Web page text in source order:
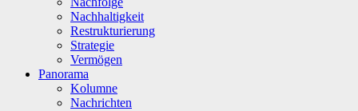
Nachhaltigkeit
Restrukturierung
Strategie
Vermögen
Panorama
Kolumne
Nachrichten